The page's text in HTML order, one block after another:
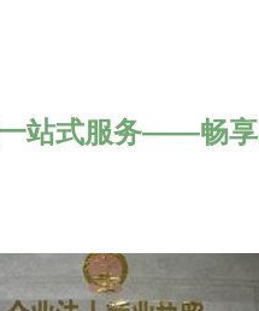
站式服务——畅